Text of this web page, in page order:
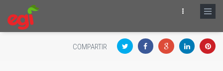
COMPARTIR